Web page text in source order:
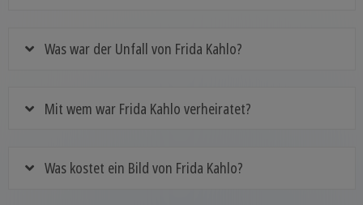
Was war der Unfall von Frida Kahlo?
Mit wem war Frida Kahlo verheiratet?
Was kostet ein Bild von Frida Kahlo?